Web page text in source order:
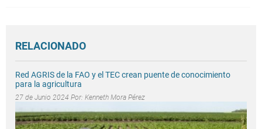
RELACIONADO
Red AGRIS de la FAO y el TEC crean puente de conocimiento
para la agricultura
27 de Junio 2024 Por: Kenneth Mora Pérez